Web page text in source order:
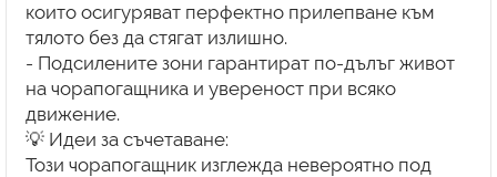
които осигуряват перфектно прилепване към
тялото без да стягат излишно.
- Подсилените зони гарантират по-дълъг живот
на чорапогащника и увереност при всяко
движение.
💡 Идеи за съчетаване:
Този чорапогащник изглежда невероятно под